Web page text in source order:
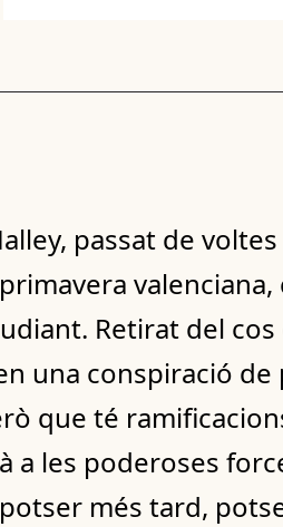
passat de
Retirat del
una conspiració de
que té
a les poderoses
més tard,